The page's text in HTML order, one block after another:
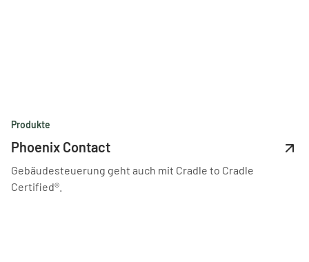
Produkte
Phoenix Contact
Gebäudesteuerung geht auch mit Cradle to Cradle
Certified®.